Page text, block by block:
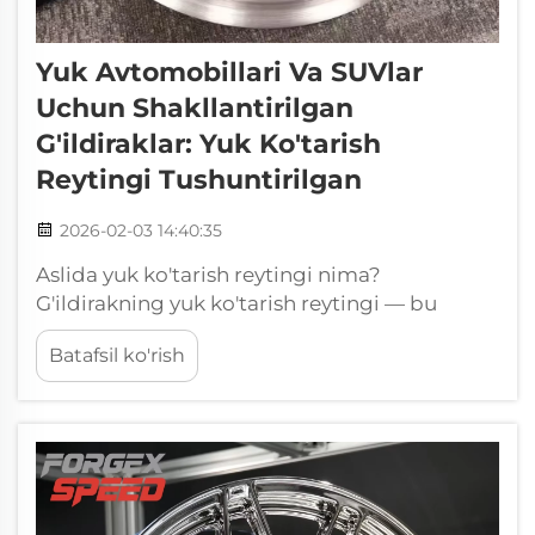
Yuk Avtomobillari Va SUVlar
Uchun Shakllantirilgan
G'ildiraklar: Yuk Ko'tarish
Reytingi Tushuntirilgan
2026-02-03 14:40:35
Aslida yuk ko'tarish reytingi nima?
G'ildirakning yuk ko'tarish reytingi — bu
uning ko'tara oladigan og'irlik miqdorini
bildiradi. Bu ixtiyoriy raqam emas. G'ildirak
iste'molchilarga sotilishidan oldin o'tishi
Har bir mamlakatda o'z talablari bor...
Batafsil ko'rish